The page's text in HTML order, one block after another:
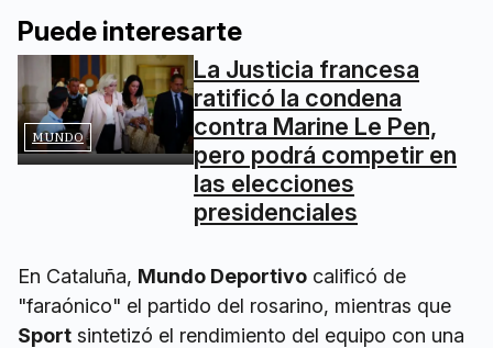
Puede interesarte
MUNDO
La Justicia francesa
ratificó la condena
contra Marine Le Pen,
pero podrá competir en
las elecciones
presidenciales
En Cataluña, Mundo Deportivo calificó de
"faraónico" el partido del rosarino, mientras que
Sport sintetizó el rendimiento del equipo con una